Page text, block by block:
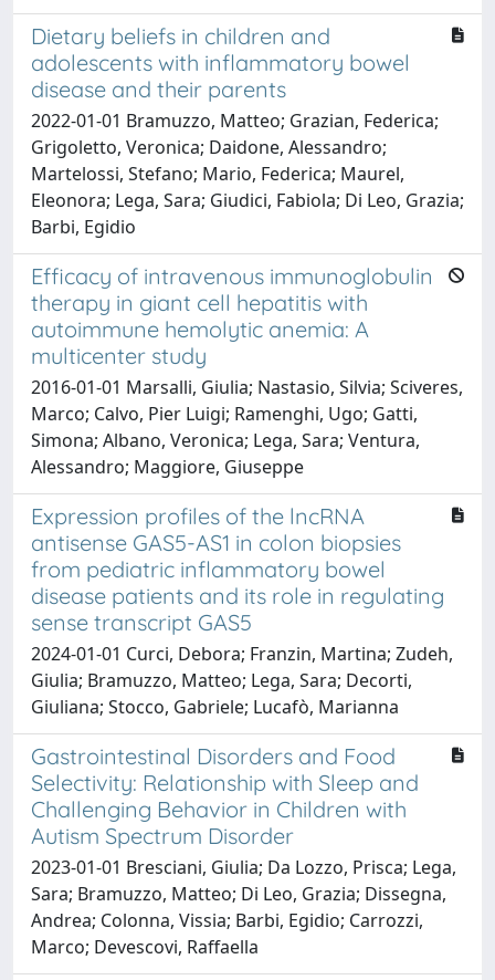
Dietary beliefs in children and
adolescents with inflammatory bowel
disease and their parents
2022-01-01 Bramuzzo, Matteo; Grazian, Federica;
Grigoletto, Veronica; Daidone, Alessandro;
Martelossi, Stefano; Mario, Federica; Maurel,
Eleonora; Lega, Sara; Giudici, Fabiola; Di Leo, Grazia;
Barbi, Egidio
Efficacy of intravenous immunoglobulin
therapy in giant cell hepatitis with
autoimmune hemolytic anemia: A
multicenter study
2016-01-01 Marsalli, Giulia; Nastasio, Silvia; Sciveres,
Marco; Calvo, Pier Luigi; Ramenghi, Ugo; Gatti,
Simona; Albano, Veronica; Lega, Sara; Ventura,
Alessandro; Maggiore, Giuseppe
Expression profiles of the lncRNA
antisense GAS5-AS1 in colon biopsies
from pediatric inflammatory bowel
disease patients and its role in regulating
sense transcript GAS5
2024-01-01 Curci, Debora; Franzin, Martina; Zudeh,
Giulia; Bramuzzo, Matteo; Lega, Sara; Decorti,
Giuliana; Stocco, Gabriele; Lucafò, Marianna
Gastrointestinal Disorders and Food
Selectivity: Relationship with Sleep and
Challenging Behavior in Children with
Autism Spectrum Disorder
2023-01-01 Bresciani, Giulia; Da Lozzo, Prisca; Lega,
Sara; Bramuzzo, Matteo; Di Leo, Grazia; Dissegna,
Andrea; Colonna, Vissia; Barbi, Egidio; Carrozzi,
Marco; Devescovi, Raffaella